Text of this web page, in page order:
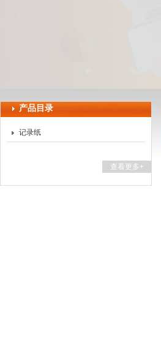
产品目录
记录纸
查看更多+